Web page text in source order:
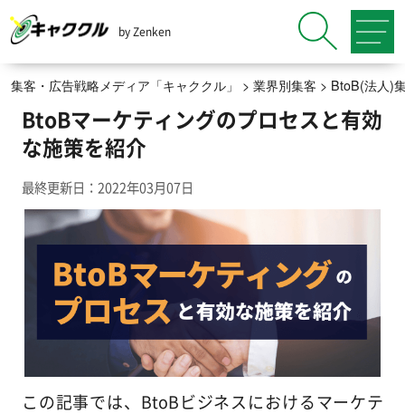
by Zenken
集客・広告戦略メディア「キャククル」 > 業界別集客 > BtoB(法人)
BtoBマーケティングのプロセスと有効
な施策を紹介
最終更新日：2022年03月07日
この記事では、BtoBビジネスにおけるマーケテ